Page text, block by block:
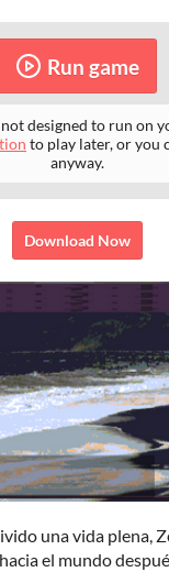
Run game
designed to run on
to play later, or you
anyway.
Download Now
una vida plena,
el mundo